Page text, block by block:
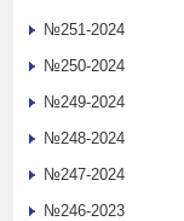
№251-2024
№250-2024
№249-2024
№248-2024
№247-2024
№246-2023